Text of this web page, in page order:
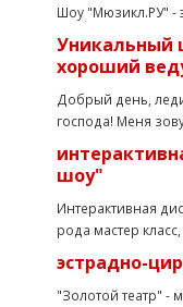
Шоу "Мюзикл.РУ" -
Уникальный
хороший
Добрый день,
господа! Меня
шоу"
Интерактивная
рода мастер
эстрадно-
"Золотой театр" -